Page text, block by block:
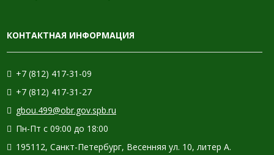
КОНТАКТНАЯ ИНФОРМАЦИЯ
+7 (812) 417-31-09
+7 (812) 417-31-27
gbou.499@obr.gov.spb.ru
Пн-Пт с 09:00 до 18:00
195112, Санкт-Петербург, Весенняя ул. 10, литер А.